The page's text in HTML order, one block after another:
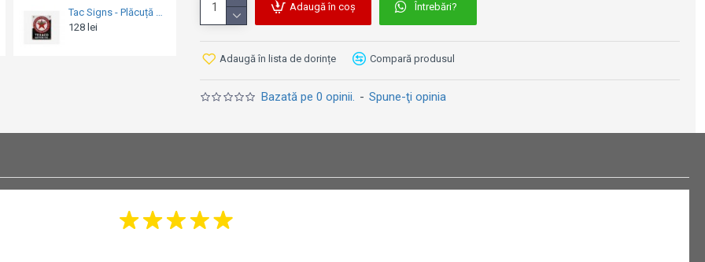
Tac Signs - Plăcuță metalică decorativă [30x41cm] - 848 Evo Since 1926
Placă Decor 30 x 40 - Honda Mc Logo Evolution
Placă metalică cu Șnur 10 x 20 - Welcome To The Beer Garden - Bun Venit în Gradina de Bere
49 lei
Bazată pe 0 opinii. - Spune-ţi opinia
Adaugă în coș Întrebări?
Adaugă în lista de dorințe Compară produsul